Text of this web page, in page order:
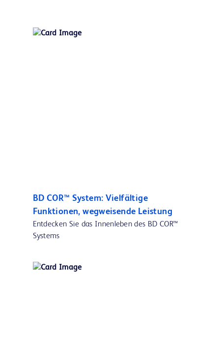
BD COR™ System: Vielfältige
Funktionen, wegweisende Leistung
Entdecken Sie das Innenleben des BD COR™
Systems